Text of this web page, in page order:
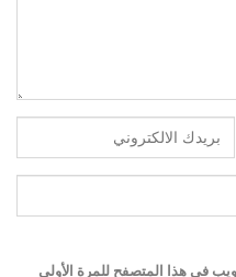
في هذا المتصفح للمرة الأولى